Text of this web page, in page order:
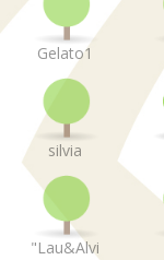
Gelato1
silvia
"Lau&Alvi